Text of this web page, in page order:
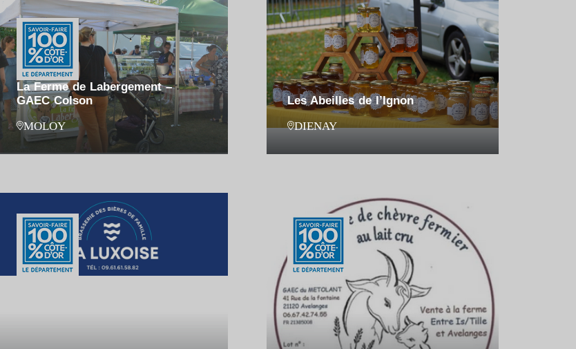
La Ferme de Labergement –
GAEC Colson
MOLOY
Les Abeilles de l’Ignon
DIENAY